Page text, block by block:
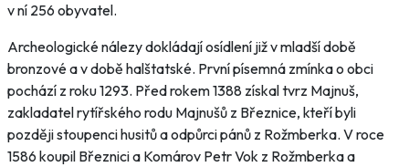
v ní 256 obyvatel.
Archeologické nálezy dokládají osídlení již v mladší době
bronzové a v době halštatské. První písemná zmínka o obci
pochází z roku 1293. Před rokem 1388 získal tvrz Majnuš,
zakladatel rytířského rodu Majnušů z Březnice, kteří byli
později stoupenci husitů a odpůrci pánů z Rožmberka. V roce
1586 koupil Březnici a Komárov Petr Vok z Rožmberka a